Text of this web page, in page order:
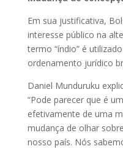
Em sua justificativa,
interesse público na
termo “índio” é
ordenamento jurídico
Daniel Munduruku
“Pode parecer que é
efetivamente de uma
mudança de olhar
nosso país. Nós